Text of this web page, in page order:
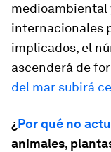
medioambiental
internacionales
implicados, el
ascenderá de
del mar subirá
¿Por qué no
animales,